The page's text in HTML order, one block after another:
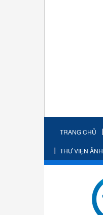
TRANG CHỦ
THƯ VIỆN ẢNH